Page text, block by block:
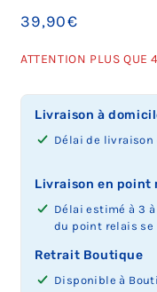
fenêtre
modale
Prix
39,90€
ATTENTION PLUS QUE
Livraison à
Délai de livraison
Livraison en point
Délai estimé à 3
du point relais se
Retrait Boutique
Disponible à